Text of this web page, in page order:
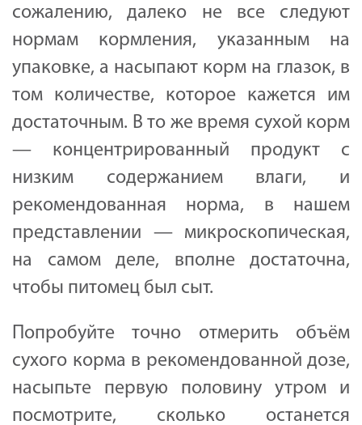
сожалению, далеко не все следуют
нормам кормления, указанным на
упаковке, а насыпают корм на глазок, в
том количестве, которое кажется им
достаточным. В то же время сухой корм
— концентрированный продукт с
низким содержанием влаги, и
рекомендованная норма, в нашем
представлении — микроскопическая,
на самом деле, вполне достаточна,
чтобы питомец был сыт.
Попробуйте точно отмерить объём
сухого корма в рекомендованной дозе,
насыпьте первую половину утром и
посмотрите, сколько останется